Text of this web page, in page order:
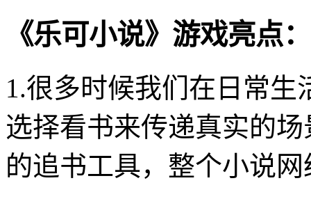
《乐可小说》游戏亮点：
1.很多时候我们在日常
选择看书来传递真实的
的追书工具，整个小说